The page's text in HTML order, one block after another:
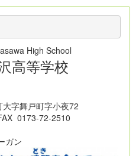
High School
高等学校
字舞戸町字小夜72
0173-72-2510
ガン